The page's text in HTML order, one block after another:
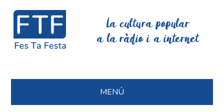
La cultura popular
a la ràdio i a internet
MENÚ